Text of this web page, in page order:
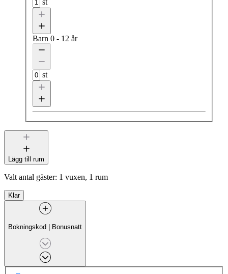
st
Barn 0 - 12 år
st
Lägg till rum
Valt antal gäster: 1 vuxen, 1 rum
Klar
Bokningskod | Bonusnatt